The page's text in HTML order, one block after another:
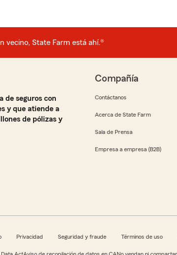
vecino, State Farm está ahí.®
de seguros con
y que atiende a
de pólizas y
Compañía
Contáctanos
Acerca de State Farm
Sala de Prensa
Empresa a empresa (B2B)
Privacidad Seguridad y fraude Términos de uso